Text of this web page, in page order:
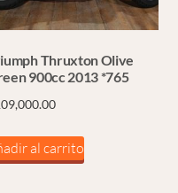
Thruxton Olive
900cc 2013 *765
al carrito